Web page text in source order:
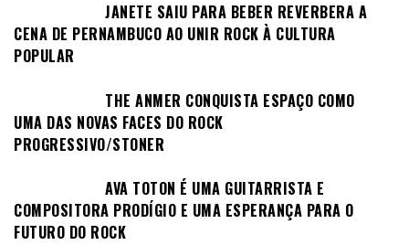
JANETE SAIU PARA BEBER REVERBERA A
CENA DE PERNAMBUCO AO UNIR ROCK À CULTURA
POPULAR
THE ANMER CONQUISTA ESPAÇO COMO
UMA DAS NOVAS FACES DO ROCK
PROGRESSIVO/STONER
AVA TOTON É UMA GUITARRISTA E
COMPOSITORA PRODÍGIO E UMA ESPERANÇA PARA O
FUTURO DO ROCK